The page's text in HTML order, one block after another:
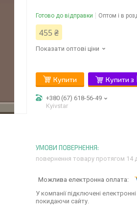
Готово до відправки Оптом і в
455 ₴
Показати оптові ціни
Купити Купити з
+380 (67) 618-56-49
Kyivstar
повернення товару протягом 14
У компанії підключені
покидаючи сайту.